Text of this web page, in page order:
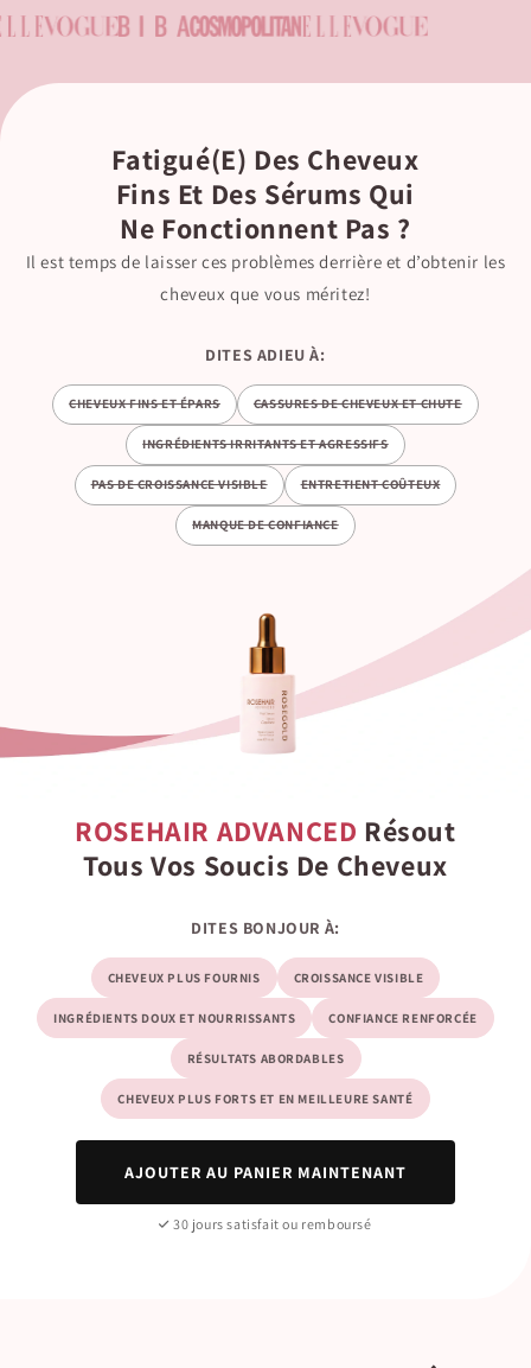
Fatigué(e) Des Cheveux
Fins Et Des Sérums Qui
Ne Fonctionnent Pas ?
Il est temps de laisser ces problèmes derrière et d’obtenir les
cheveux que vous méritez!
DITES ADIEU À:
CHEVEUX FINS ET ÉPARS CASSURES DE CHEVEUX ET CHUTE
INGRÉDIENTS IRRITANTS ET AGRESSIFS
PAS DE CROISSANCE VISIBLE ENTRETIENT COÛTEUX
MANQUE DE CONFIANCE
ROSEHAIR ADVANCED Résout
Tous Vos Soucis De Cheveux
DITES BONJOUR À:
CHEVEUX PLUS FOURNIS CROISSANCE VISIBLE
INGRÉDIENTS DOUX ET NOURRISSANTS CONFIANCE RENFORCÉE
RÉSULTATS ABORDABLES
CHEVEUX PLUS FORTS ET EN MEILLEURE SANTÉ
AJOUTER AU PANIER MAINTENANT
30 jours satisfait ou remboursé